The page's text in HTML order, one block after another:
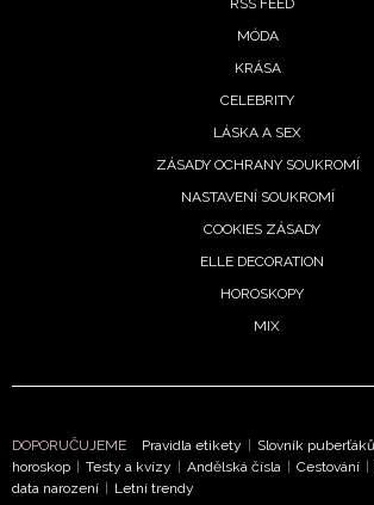
MÓDA
KRÁSA
CELEBRITY
LÁSKA A SEX
ZÁSADY OCHRANY SOUKROMÍ
NASTAVENÍ SOUKROMÍ
COOKIES ZÁSADY
ELLE DECORATION
HOROSKOPY
MIX
DOPORUČUJEME Pravidla etikety | Slovník puberťáků
horoskop | Testy a kvízy | Andělská čísla | Cestování |
data narození | Letní trendy